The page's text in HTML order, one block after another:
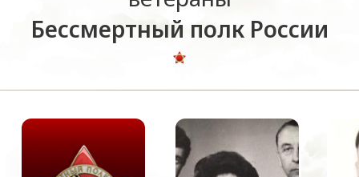
Бессмертный полк России